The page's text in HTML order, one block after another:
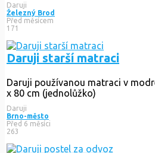
Daruji
Železný Brod
Před měsícem
171
Daruji starší matraci
Daruji používanou matraci v
x 80 cm (jednolůžko)
Daruji
Brno-město
Před 6 měsíci
263